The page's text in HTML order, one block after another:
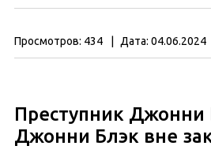
Просмотров: 434 Дата: 04.06.2024
Преступник Джонни
Джонни Блэк вне